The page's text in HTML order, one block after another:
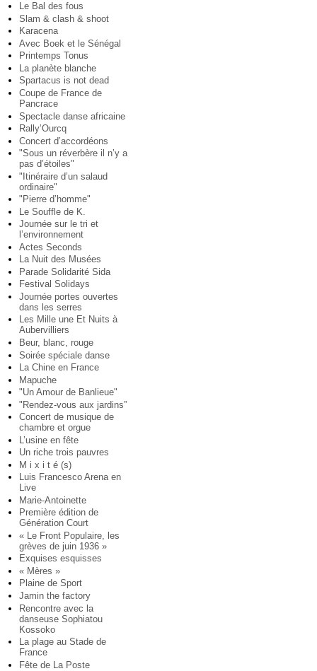
Le Bal des fous
Slam & clash & shoot
Karacena
Avec Boek et le Sénégal
Printemps Tonus
La planète blanche
Spartacus is not dead
Coupe de France de
Pancrace
Spectacle danse africaine
Rally’Ourcq
Concert d’accordéons
"Sous un réverbère il n’y a
pas d’étoiles"
"Itinéraire d’un salaud
ordinaire"
"Pierre d’homme"
Le Souffle de K.
Journée sur le tri et
l’environnement
Actes Seconds
La Nuit des Musées
Parade Solidarité Sida
Festival Solidays
Journée portes ouvertes
dans les serres
Les Mille une Et Nuits à
Aubervilliers
Beur, blanc, rouge
Soirée spéciale danse
La Chine en France
Mapuche
"Un Amour de Banlieue"
"Rendez-vous aux jardins”
Concert de musique de
chambre et orgue
L’usine en fête
Un riche trois pauvres
M i x i t é (s)
Luis Francesco Arena en
Live
Marie-Antoinette
Première édition de
Génération Court
« Le Front Populaire, les
grèves de juin 1936 »
Exquises esquisses
« Mères »
Plaine de Sport
Jamin the factory
Rencontre avec la
danseuse Sophiatou
Kossoko
La plage au Stade de
France
Fête de La Poste